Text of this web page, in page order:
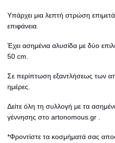
Υπάρχει μια λεπτή στρώση
επιφάνεια.
Έχει ασημένια αλυσίδα με δύο
50 cm.
Σε περίπτωση εξαντλήσεως των
ημέρες.
Δείτε όλη τη συλλογή με τα
γέννησης στο artonomous.gr
*Φροντίστε τα κοσμήματά σας